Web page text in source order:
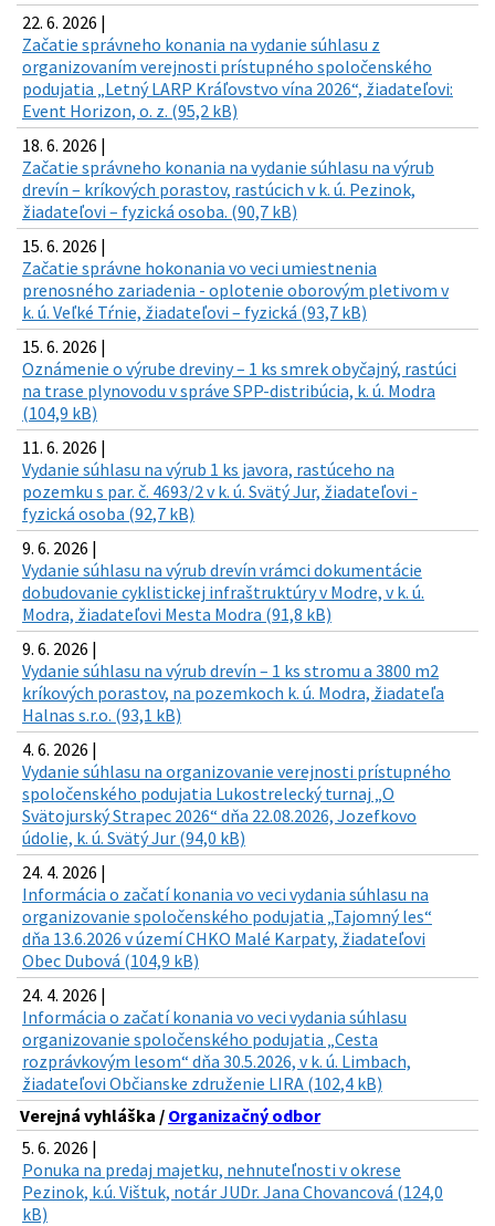
22. 6. 2026 |
Začatie správneho konania na vydanie súhlasu z
organizovaním verejnosti prístupného spoločenského
podujatia „Letný LARP Kráľovstvo vína 2026“, žiadateľovi:
Event Horizon, o. z. (95,2 kB)
18. 6. 2026 |
Začatie správneho konania na vydanie súhlasu na výrub
drevín – kríkových porastov, rastúcich v k. ú. Pezinok,
žiadateľovi – fyzická osoba. (90,7 kB)
15. 6. 2026 |
Začatie správne hokonania vo veci umiestnenia
prenosného zariadenia - oplotenie oborovým pletivom v
k. ú. Veľké Tŕnie, žiadateľovi – fyzická (93,7 kB)
15. 6. 2026 |
Oznámenie o výrube dreviny – 1 ks smrek obyčajný, rastúci
na trase plynovodu v správe SPP-distribúcia, k. ú. Modra
(104,9 kB)
11. 6. 2026 |
Vydanie súhlasu na výrub 1 ks javora, rastúceho na
pozemku s par. č. 4693/2 v k. ú. Svätý Jur, žiadateľovi -
fyzická osoba (92,7 kB)
9. 6. 2026 |
Vydanie súhlasu na výrub drevín vrámci dokumentácie
dobudovanie cyklistickej infraštruktúry v Modre, v k. ú.
Modra, žiadateľovi Mesta Modra (91,8 kB)
9. 6. 2026 |
Vydanie súhlasu na výrub drevín – 1 ks stromu a 3800 m2
kríkových porastov, na pozemkoch k. ú. Modra, žiadateľa
Halnas s.r.o. (93,1 kB)
4. 6. 2026 |
Vydanie súhlasu na organizovanie verejnosti prístupného
spoločenského podujatia Lukostrelecký turnaj „O
Svätojurský Strapec 2026“ dňa 22.08.2026, Jozefkovo
údolie, k. ú. Svätý Jur (94,0 kB)
24. 4. 2026 |
Informácia o začatí konania vo veci vydania súhlasu na
organizovanie spoločenského podujatia „Tajomný les“
dňa 13.6.2026 v území CHKO Malé Karpaty, žiadateľovi
Obec Dubová (104,9 kB)
24. 4. 2026 |
Informácia o začatí konania vo veci vydania súhlasu
organizovanie spoločenského podujatia „Cesta
rozprávkovým lesom“ dňa 30.5.2026, v k. ú. Limbach,
žiadateľovi Občianske združenie LIRA (102,4 kB)
Verejná vyhláška / Organizačný odbor
5. 6. 2026 |
Ponuka na predaj majetku, nehnuteľnosti v okrese
Pezinok, k.ú. Vištuk, notár JUDr. Jana Chovancová (124,0
kB)